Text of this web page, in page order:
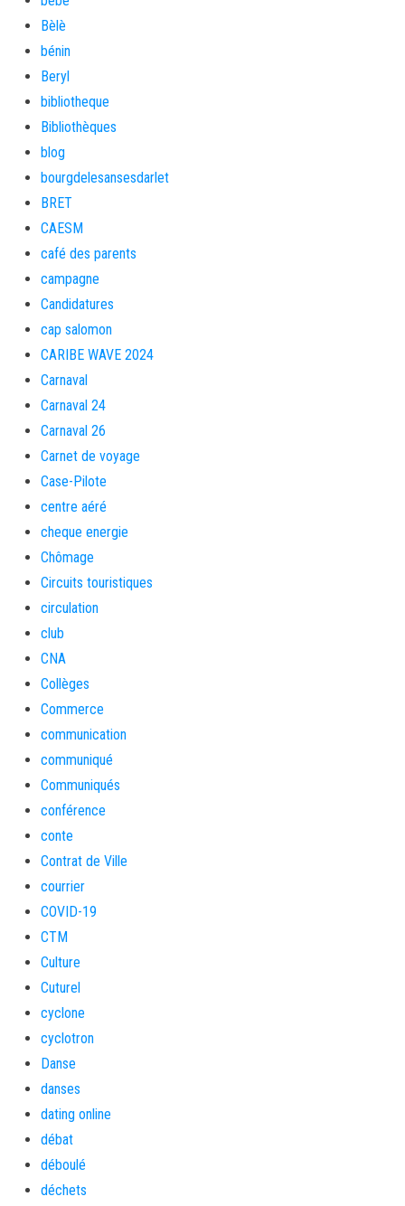
Bèlè
bénin
Beryl
bibliotheque
Bibliothèques
blog
bourgdelesansesdarlet
BRET
CAESM
café des parents
campagne
Candidatures
cap salomon
CARIBE WAVE 2024
Carnaval
Carnaval 24
Carnaval 26
Carnet de voyage
Case-Pilote
centre aéré
cheque energie
Chômage
Circuits touristiques
circulation
club
CNA
Collèges
Commerce
communication
communiqué
Communiqués
conférence
conte
Contrat de Ville
courrier
COVID-19
CTM
Culture
Cuturel
cyclone
cyclotron
Danse
danses
dating online
débat
déboulé
déchets